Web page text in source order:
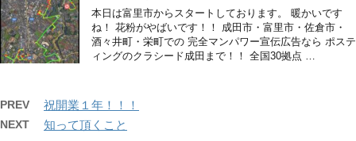
本日は富里市からスタートしております。 暖かいです
ね！ 花粉がやばいです！！ 成田市・富里市・佐倉市・
酒々井町・栄町での 完全マンパワー宣伝広告なら ポステ
ィングのクラシード成田まで！！ 全国30拠点 …
PREV 祝開業１年！！！
NEXT 知って頂くこと